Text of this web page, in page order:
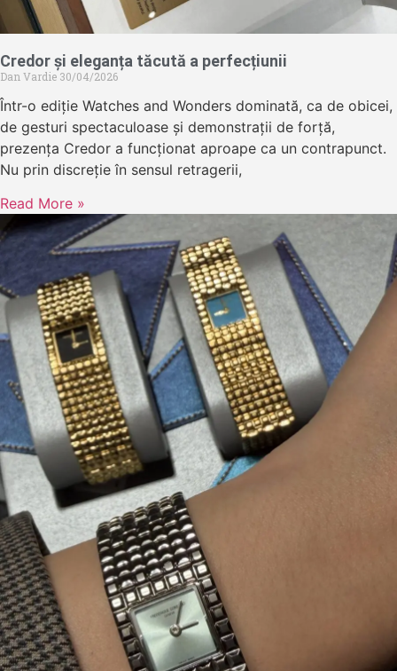
Credor și eleganța tăcută a perfecțiunii
Dan Vardie 30/04/2026
Într-o ediție Watches and Wonders dominată, ca de obicei,
de gesturi spectaculoase și demonstrații de forță,
prezența Credor a funcționat aproape ca un contrapunct.
Nu prin discreție în sensul retragerii,
Read More »